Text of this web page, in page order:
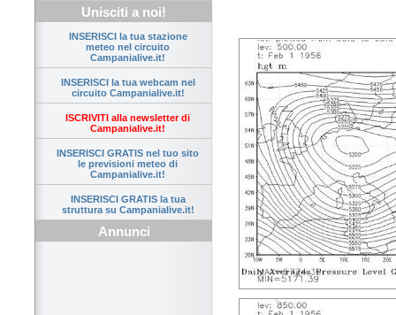
Unisciti a noi!
INSERISCI la tua stazione
meteo nel circuito
Campanialive.it!
INSERISCI la tua webcam nel
circuito Campanialive.it!
ISCRIVITI alla newsletter di
Campanialive.it!
INSERISCI GRATIS nel tuo sito
le previsioni meteo di
Campanialive.it!
INSERISCI GRATIS la tua
struttura su Campanialive.it!
Annunci